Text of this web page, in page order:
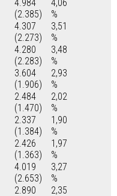
4.984
(2.385)
4,06
%
4.307
(2.273)
3,51
%
4.280
(2.283)
3,48
%
3.604
(1.906)
2,93
%
2.484
(1.470)
2,02
%
2.337
(1.384)
1,90
%
2.426
(1.363)
1,97
%
4.019
(2.653)
3,27
%
2.890
2,35